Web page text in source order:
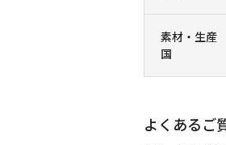
素材・生産
国
よくあるご